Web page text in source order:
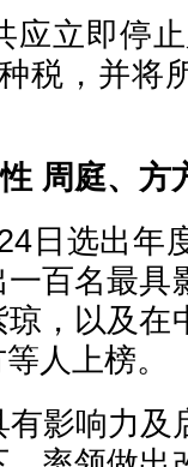
应立即停
税，并将
周庭、方
日选出年
百名最具
，以及在
人上榜。
影响力及